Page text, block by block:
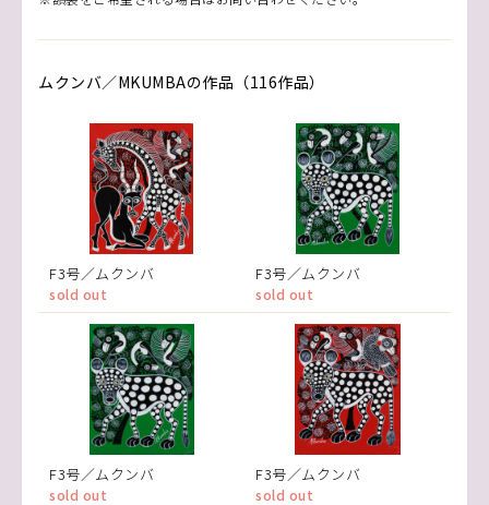
ムクンバ／MKUMBAの作品（116作品）
F3号／ムクンバ
sold out
F3号／ムクンバ
sold out
F3号／ムクンバ
sold out
F3号／ムクンバ
sold out